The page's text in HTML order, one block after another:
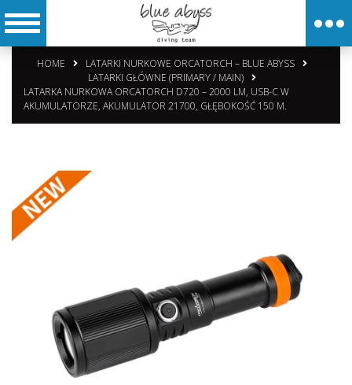
HOME
LATARKI NURKOWE ORCATORCH – BLUE ABYSS
LATARKI GŁÓWNE (PRIMARY / MAIN)
LATARKA NURKOWA ORCATORCH D720 – 2000 LM, USB-C W
AKUMULATORZE, AKUMULATOR 21700, GŁĘBOKOŚĆ 150 M.